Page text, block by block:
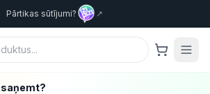
Pārtikas sūtījumi? ↗